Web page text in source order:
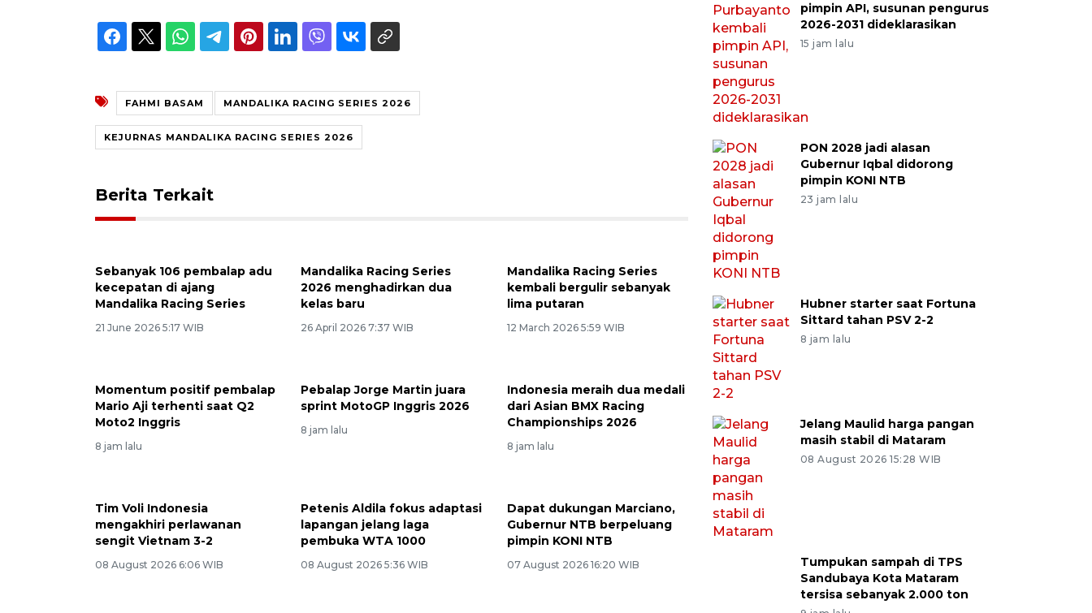
FAHMI BASAM MANDALIKA RACING SERIES 2026
KEJURNAS MANDALIKA RACING SERIES 2026
Berita Terkait
Sebanyak 106 pembalap adu
kecepatan di ajang
Mandalika Racing Series
21 June 2026 5:17 WIB
Mandalika Racing Series
2026 menghadirkan dua
kelas baru
26 April 2026 7:37 WIB
Mandalika Racing Series
kembali bergulir sebanyak
lima putaran
12 March 2026 5:59 WIB
Momentum positif pembalap
Mario Aji terhenti saat Q2
Moto2 Inggris
8 jam lalu
Pebalap Jorge Martin juara
sprint MotoGP Inggris 2026
8 jam lalu
Indonesia meraih dua medali
dari Asian BMX Racing
Championships 2026
8 jam lalu
Tim Voli Indonesia
mengakhiri perlawanan
sengit Vietnam 3-2
08 August 2026 6:06 WIB
Petenis Aldila fokus adaptasi
lapangan jelang laga
pembuka WTA 1000
08 August 2026 5:36 WIB
Dapat dukungan Marciano,
Gubernur NTB berpeluang
pimpin KONI NTB
07 August 2026 16:20 WIB
pimpin API, susunan pengurus
2026-2031 dideklarasikan
15 jam lalu
PON 2028 jadi alasan
Gubernur Iqbal didorong
pimpin KONI NTB
23 jam lalu
Hubner starter saat Fortuna
Sittard tahan PSV 2-2
8 jam lalu
Jelang Maulid harga pangan
masih stabil di Mataram
08 August 2026 15:28 WIB
Tumpukan sampah di TPS
Sandubaya Kota Mataram
tersisa sebanyak 2.000 ton